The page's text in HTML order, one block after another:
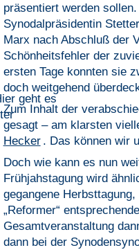
präsentiert werden
Synodalpräsidentin
Marx nach Abschluß der
Schönheitsfehler der
ersten Tage konnten sie
doch weitgehend
Zum Inhalt der
gesagt – am klarsten
Hecker . Das können wir
Doch wie kann es nun
Frühjahstagung wird
gegangene
„Reformer“
Gesamtveranstaltung
dann bei der